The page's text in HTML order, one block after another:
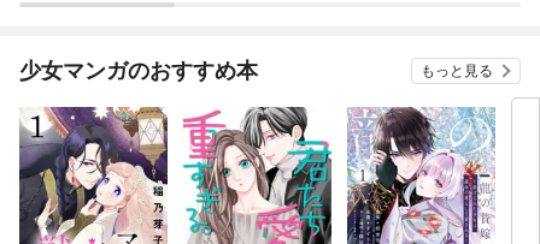
少女マンガのおすすめ本 もっと見る